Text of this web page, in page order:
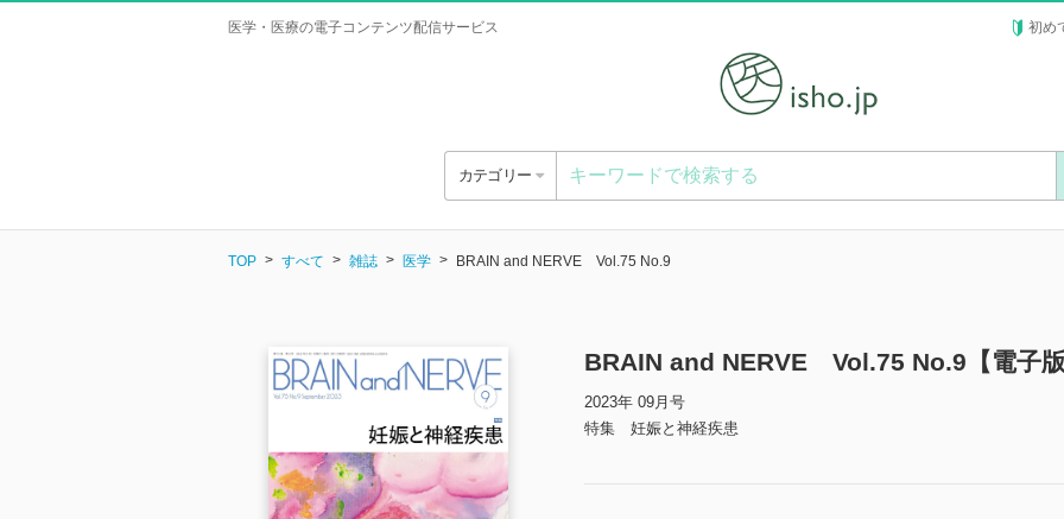
医学・医療の電子コンテンツ配信サービス 初め
カテゴリー
TOP すべて 雑誌 医学 BRAIN and NERVE Vol.75 No.9
BRAIN and NERVE Vol.75 No.9【電子版
2023年 09月号
特集 妊娠と神経疾患